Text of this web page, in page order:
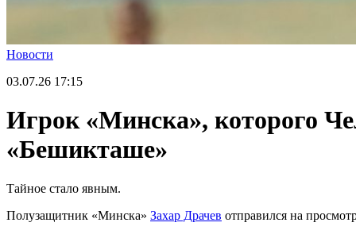
Новости
03.07.26 17:15
Игрок «Минска», которого
«Бешикташе»
Тайное стало явным.
Полузащитник «Минска» Захар Драчев отправился на